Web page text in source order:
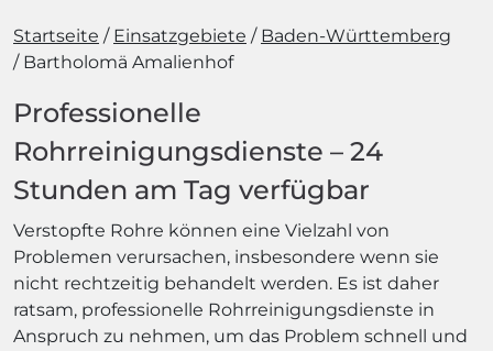
Startseite Einsatzgebiete
Baden-Württemberg
Bartholomä Amalienhof
Professionelle
Rohrreinigungsdienste – 24
Stunden am Tag verfügbar
Verstopfte Rohre können eine Vielzahl von
Problemen verursachen, insbesondere wenn sie
nicht rechtzeitig behandelt werden. Es ist daher
ratsam, professionelle Rohrreinigungsdienste in
Anspruch zu nehmen, um das Problem schnell und